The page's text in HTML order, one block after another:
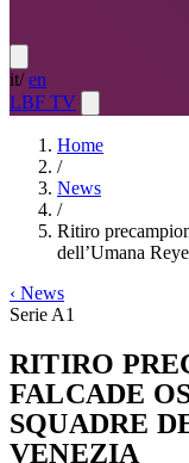
it/ en
LBF TV
Home
/
News
/
Ritiro
dell’Umana
‹ News
Serie A1
RITIRO
FALCADE
SQUADRE
VENEZIA